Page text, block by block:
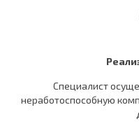
Специалист
неработоспособную